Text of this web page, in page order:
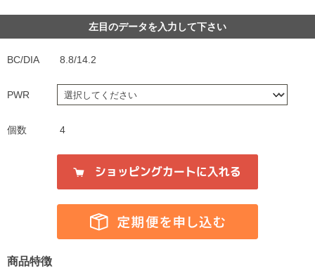
左目のデータを入力して下さい
BC/DIA 8.8/14.2
PWR
個数 4
商品特徴